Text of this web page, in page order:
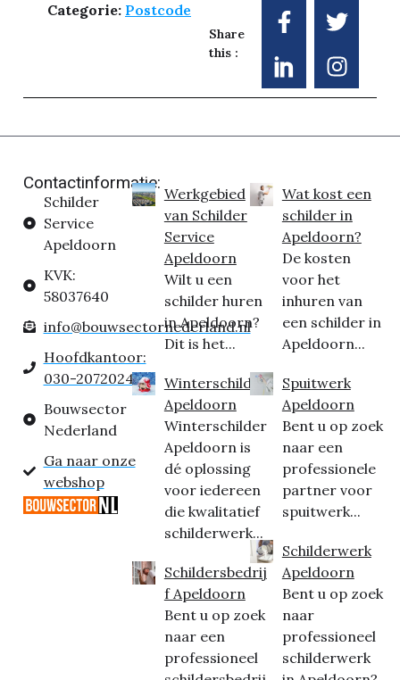
Categorie: Postcode
Share
this :
Contactinformatie:
Schilder
Service
Apeldoorn
KVK:
58037640
info@bouwsectornederland.nl
Hoofdkantoor:
030-2072024
Bouwsector
Nederland
Ga naar onze
webshop
Werkgebied
van Schilder
Service
Apeldoorn
Wilt u een
schilder huren
in Apeldoorn?
Dit is het...
Winterschilder
Apeldoorn
Winterschilder
Apeldoorn is
dé oplossing
voor iedereen
die kwalitatief
schilderwerk...
Schildersbedrij
f Apeldoorn
Bent u op zoek
naar een
professioneel
Wat kost een
schilder in
Apeldoorn?
De kosten
voor het
inhuren van
een schilder in
Apeldoorn...
Spuitwerk
Apeldoorn
Bent u op zoek
naar een
professionele
partner voor
spuitwerk...
Schilderwerk
Apeldoorn
Bent u op zoek
naar
professioneel
schilderwerk